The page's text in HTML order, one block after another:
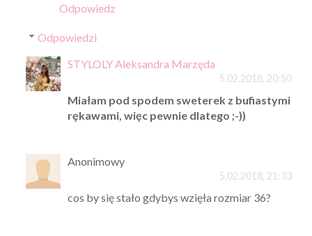
Odpowiedz
Odpowiedzi
STYLOLY Aleksandra Marzęda
5.02.2018, 20:50
Miałam pod spodem sweterek z bufiastymi
rękawami, więc pewnie dlatego ;-))
Anonimowy
5.02.2018, 21:33
cos by się stało gdybys wzięła rozmiar 36?